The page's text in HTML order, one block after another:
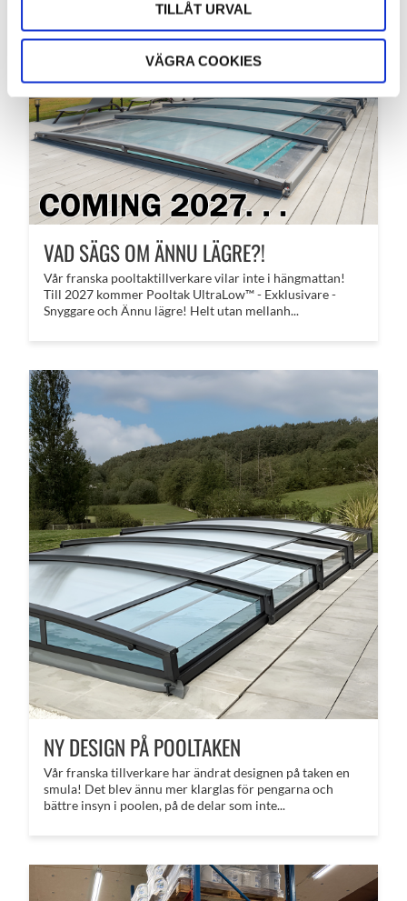
TILLÅT URVAL
VÄGRA COOKIES
VAD SÄGS OM ÄNNU LÄGRE?!
​Vår franska pooltaktillverkare vilar inte i hängmattan!
Till 2027 kommer Pooltak UltraLow™ - Exklusivare -
Snyggare och Ännu lägre! Helt utan mellanh...
NY DESIGN PÅ POOLTAKEN
Vår franska tillverkare har ändrat designen på taken en
smula! Det blev ännu mer klarglas för pengarna och
bättre insyn i poolen, på de delar som inte...